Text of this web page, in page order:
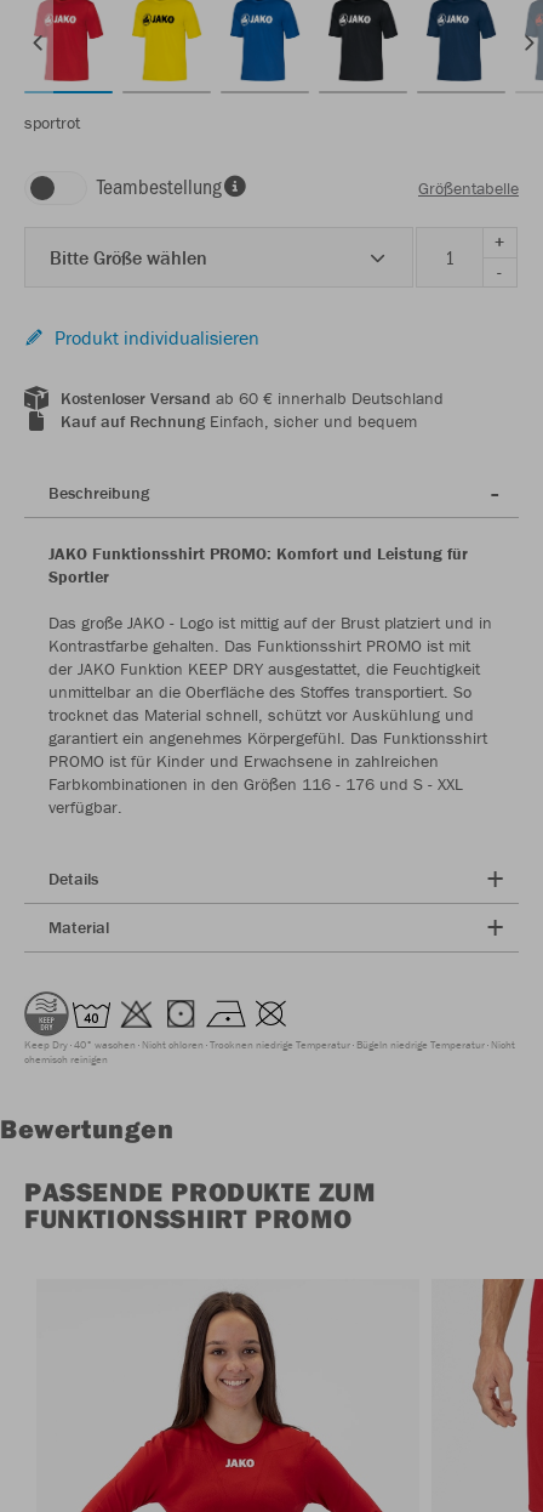
sportrot
Teambestellung Größentabelle
Bitte Größe wählen
+
-
Produkt individualisieren
Kostenloser Versand ab 60 € innerhalb Deutschland
Kauf auf RechnungEinfach, sicher und bequem
Beschreibung
JAKO Funktionsshirt PROMO: Komfort und Leistung für
Sportler
Das große JAKO - Logo ist mittig auf der Brust platziert und in
Kontrastfarbe gehalten. Das Funktionsshirt PROMO ist mit
der JAKO Funktion KEEP DRY ausgestattet, die Feuchtigkeit
unmittelbar an die Oberfläche des Stoffes transportiert. So
trocknet das Material schnell, schützt vor Auskühlung und
garantiert ein angenehmes Körpergefühl. Das Funktionsshirt
PROMO ist für Kinder und Erwachsene in zahlreichen
Farbkombinationen in den Größen 116 - 176 und S - XXL
verfügbar.
Details
Material
Keep Dry 40° waschen Nicht chloren Trocknen niedrige Temperatur Bügeln niedrige Temperatur Nicht
chemisch reinigen
Bewertungen
PASSENDE PRODUKTE ZUM
FUNKTIONSSHIRT PROMO